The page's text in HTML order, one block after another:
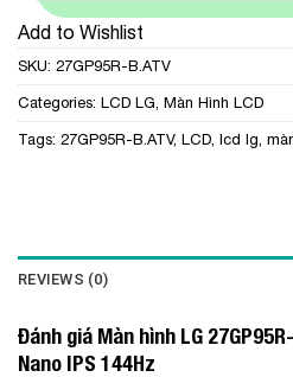
Add to Wishlist
SKU: 27GP95R-B.ATV
Categories: LCD LG Màn Hình LCD
Tags: 27GP95R-B.ATV, LCD lcd lg
REVIEWS (0)
Đánh giá Màn hình LG
Nano IPS 144Hz